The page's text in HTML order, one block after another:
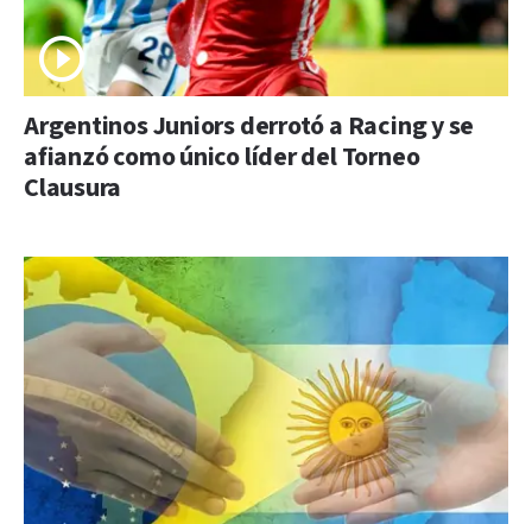
Argentinos Juniors derrotó a Racing y se
afianzó como único líder del Torneo
Clausura